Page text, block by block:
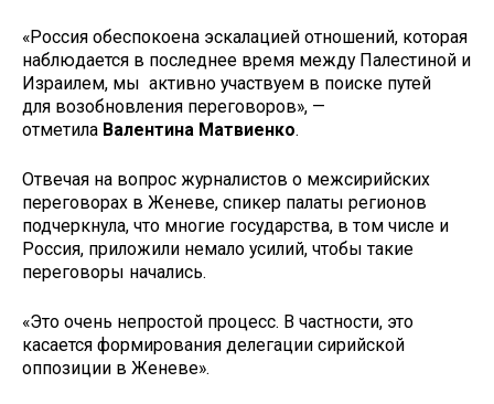
«Россия обеспокоена эскалацией отношений, которая
наблюдается в последнее время между Палестиной и
Израилем, мы активно участвуем в поиске путей
для возобновления переговоров», —
отметила Валентина Матвиенко.
Отвечая на вопрос журналистов о межсирийских
переговорах в Женеве, спикер палаты регионов
подчеркнула, что многие государства, в том числе и
Россия, приложили немало усилий, чтобы такие
переговоры начались.
«Это очень непростой процесс. В частности, это
касается формирования делегации сирийской
оппозиции в Женеве».